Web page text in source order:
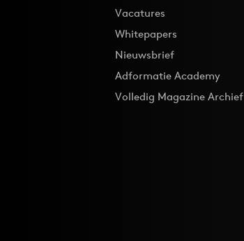
Vacatures
Whitepapers
Nieuwsbrief
Adformatie Academy
Volledig Magazine Archief